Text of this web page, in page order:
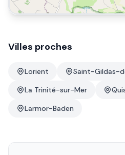
Villes proches
Lorient
Saint-Gildas-
La Trinité-sur-Mer
Larmor-Baden